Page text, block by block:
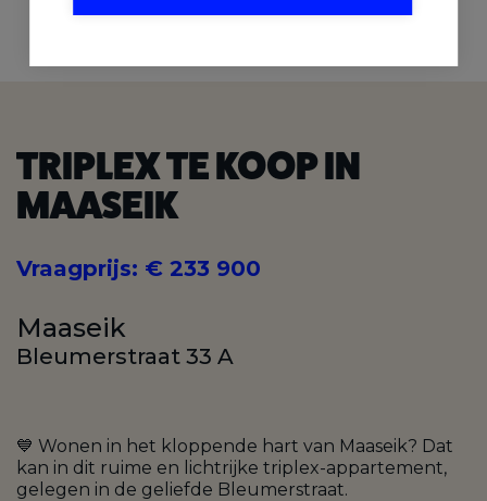
TRIPLEX TE KOOP IN
MAASEIK
Vraagprijs: € 233 900
Maaseik
Bleumerstraat 33 A
💙 Wonen in het kloppende hart van Maaseik? Dat
kan in dit ruime en lichtrijke triplex-appartement,
gelegen in de geliefde Bleumerstraat.